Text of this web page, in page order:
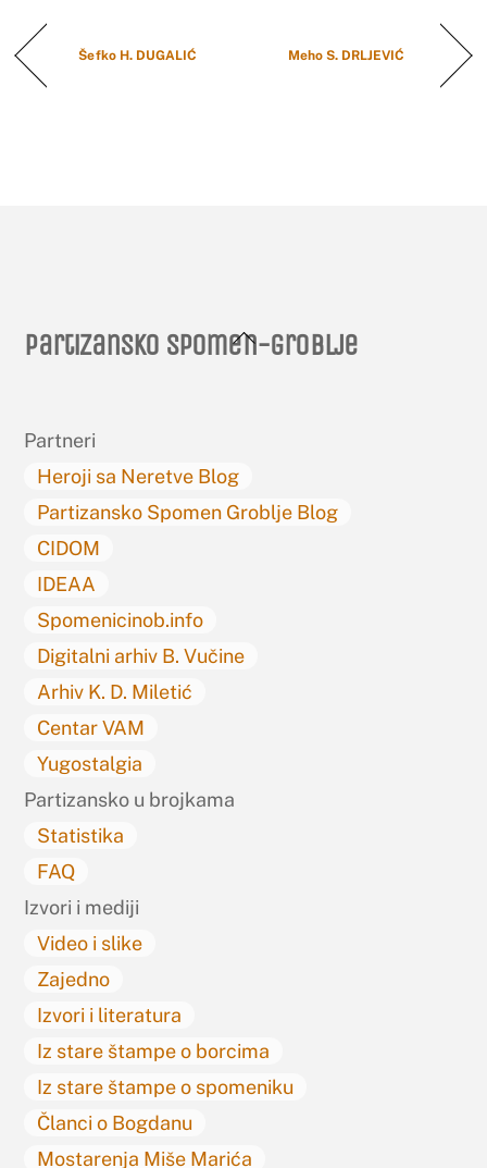
Šefko H. DUGALIĆ Meho S. DRLJEVIĆ
Back
Partizansko spomen-groblje
Partneri
Heroji sa Neretve Blog
Partizansko Spomen Groblje Blog
CIDOM
IDEAA
Spomenicinob.info
Digitalni arhiv B. Vučine
Arhiv K. D. Miletić
Centar VAM
Yugostalgia
Partizansko u brojkama
Statistika
FAQ
Izvori i mediji
Video i slike
Zajedno
Izvori i literatura
Iz stare štampe o borcima
Iz stare štampe o spomeniku
Članci o Bogdanu
Mostarenja Miše Marića